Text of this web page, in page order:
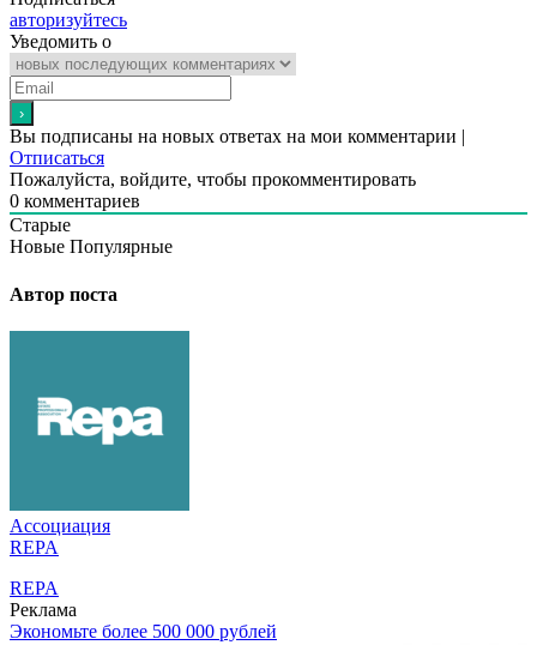
авторизуйтесь
Уведомить о
Вы подписаны на новых ответах на мои комментарии |
Отписаться
Пожалуйста, войдите, чтобы прокомментировать
0 комментариев
Старые
Новые Популярные
Автор поста
Ассоциация
REPA
REPA
Реклама
Экономьте более 500 000 рублей